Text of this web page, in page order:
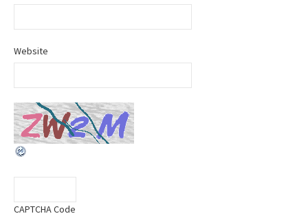
Website
CAPTCHA Code